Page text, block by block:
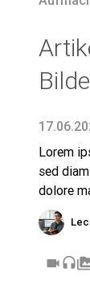
Lorem
sed
dolore
videocam headset